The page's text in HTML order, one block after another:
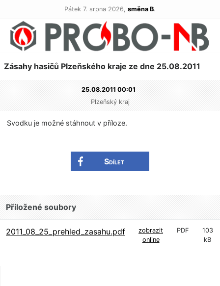
Pátek 7. srpna 2026, směna B.
Zásahy hasičů Plzeňského kraje ze dne 25.08.2011
25.08.2011 00:01
Plzeňský kraj
Svodku je možné stáhnout v příloze.
Sdílet
Přiložené soubory
2011_08_25_prehled_zasahu.pdf
zobrazit
online
PDF
103
kB